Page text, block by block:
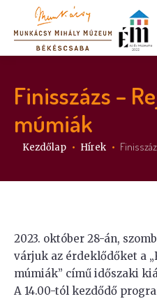
Finisszázs –
múmiák
Itt vagy:
Kezdőlap Hírek
2023. október 28-án,
várjuk az érdeklődőket a
múmiák” című időszaki
A 14.00-tól kezdődő